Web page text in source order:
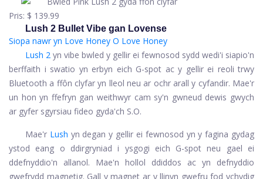
Pris: $ 139.99
Lush 2 Bullet Vibe gan Lovense
Siopa nawr yn Love Honey O Love Honey
Lush 2 yn vibe bwled y gellir ei fewnosod sydd wedi'i siapio'n
berffaith i swatio yn erbyn eich G-spot ac y gellir ei reoli trwy
Bluetooth a ffôn clyfar yn lleol neu ar ochr arall y cyfandir. Mae'r
un hon yn ffefryn gan weithwyr cam sy'n gwneud dewis gwych
ar gyfer sgyrsiau fideo gyda'ch S.O.
Mae'r Lush yn degan y gellir ei fewnosod yn y fagina gydag
ystod eang o ddirgryniad i ysgogi eich G-spot neu gael ei
ddefnyddio'n allanol. Mae'n hollol ddiddos ac yn defnyddio
gwefrydd magnetig. Gall y magnet ar y llinyn gwefru fod ychydig